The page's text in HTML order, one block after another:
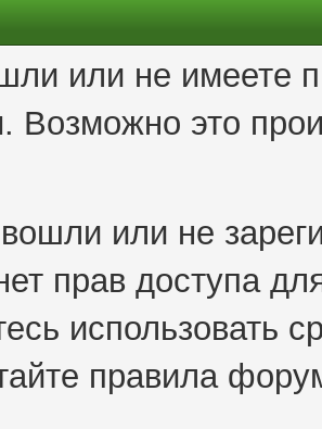
или не имеете
Возможно это
или не
прав доступа
использовать
правила